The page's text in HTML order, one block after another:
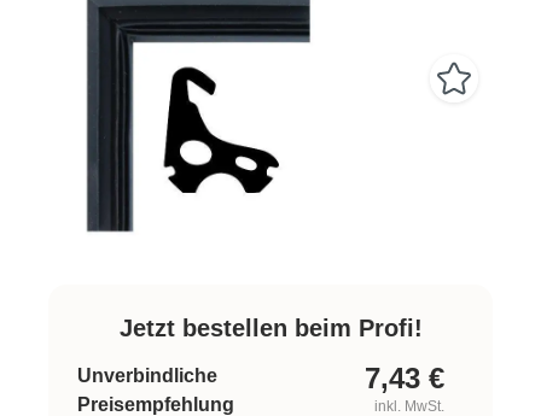
Jetzt bestellen beim Profi!
Unverbindliche
Preisempfehlung
7,43 €
inkl. MwSt.